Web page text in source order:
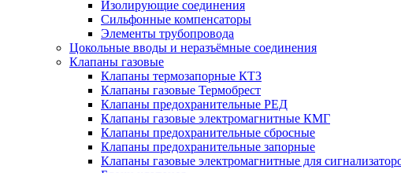
Изолирующие соединения
Сильфонные компенсаторы
Элементы трубопровода
Цокольные вводы и неразъёмные соединения
Клапаны газовые
Клапаны термозапорные КТЗ
Клапаны газовые Термобрест
Клапаны предохранительные РЕД
Клапаны газовые электромагнитные КМГ
Клапаны предохранительные сбросные
Клапаны предохранительные запорные
Клапаны газовые электромагнитные для